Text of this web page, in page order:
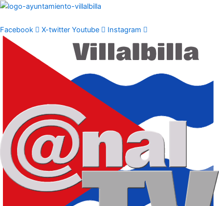
Ir
contenido
Facebook X-twitter Youtube Instagram